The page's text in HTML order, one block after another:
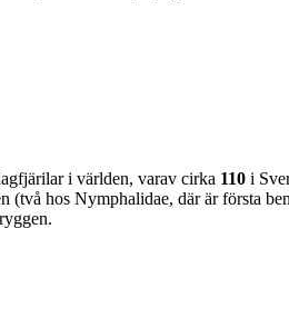
i världen, varav cirka 110 i
hos Nymphalidae, där är första